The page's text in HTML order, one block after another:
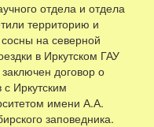
отдела и отдела
территорию и
на северной
в Иркутском ГАУ
договор о
с Иркутским
имени А.А.
заповедника.